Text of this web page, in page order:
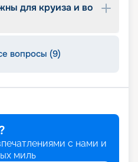
для круиза и во
вопросы (9)
с нами и
миль